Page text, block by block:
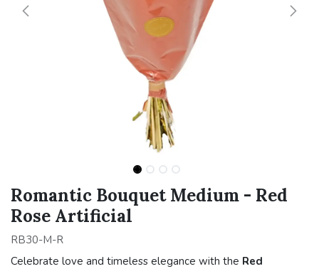
Romantic Bouquet Medium - Red
Rose Artificial
RB30-M-R
Celebrate love and timeless elegance with the Red